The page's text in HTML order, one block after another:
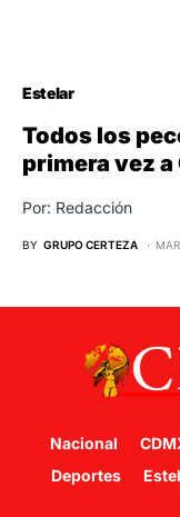
Estelar
Todos los
primera vez
Por: Redacción
BY GRUPO CERTEZA
Nacional
Deportes